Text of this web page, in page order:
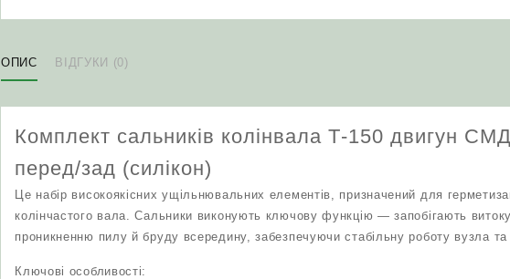
ОПИС ВІДГУКИ (0)
Комплект сальників колінвала Т-150 двигун
перед/зад (силікон)
Це набір високоякісних ущільнювальних елементів, призначений для
колінчастого вала. Сальники виконують ключову функцію — запобігають
проникненню пилу й бруду всередину, забезпечуючи стабільну роботу вузла
Ключові особливості: